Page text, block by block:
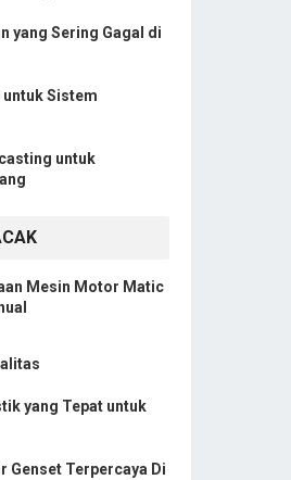
yang Sering Gagal di
untuk Sistem
untuk
Mesin Motor Matic
yang Tepat untuk
Genset Terpercaya Di